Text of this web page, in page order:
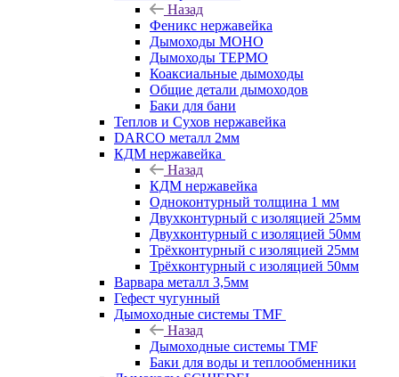
Назад
Феникс нержавейка
Дымоходы МОНО
Дымоходы ТЕРМО
Коаксиальные дымоходы
Общие детали дымоходов
Баки для бани
Теплов и Сухов нержавейка
DARCO металл 2мм
КДМ нержавейка
Назад
КДМ нержавейка
Одноконтурный толщина 1 мм
Двухконтурный с изоляцией 25мм
Двухконтурный с изоляцией 50мм
Трёхконтурный с изоляцией 25мм
Трёхконтурный с изоляцией 50мм
Варвара металл 3,5мм
Гефест чугунный
Дымоходные системы TMF
Назад
Дымоходные системы TMF
Баки для воды и теплообменники